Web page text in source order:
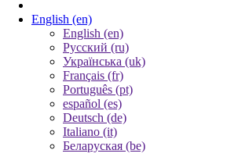
English (en)
English (en)
Русский (ru)
Українська (uk)
Français (fr)
Português (pt)
español (es)
Deutsch (de)
Italiano (it)
Беларуская (be)